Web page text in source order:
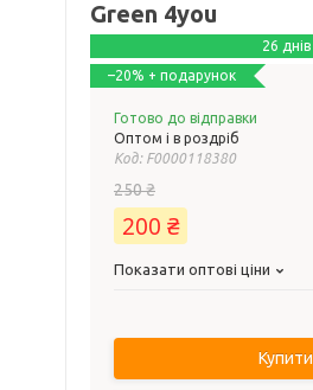
Green 4you
26 днів
–20%
Готово до відправки
Оптом і в роздріб
Код: F0000118380
250 ₴
200 ₴
Показати оптові ціни
Купити